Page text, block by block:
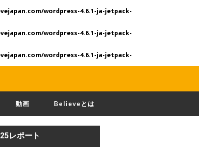
wordpress-4.6.1-ja-jetpack-
wordpress-4.6.1-ja-jetpack-
wordpress-4.6.1-ja-jetpack-
動画 Believeとは
レポート